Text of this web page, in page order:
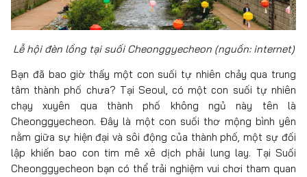
Lễ hội đèn lồng tại suối Cheonggyecheon (nguồn: internet)
Bạn đã bao giờ thấy một con suối tự nhiên chảy qua trung
tâm thành phố chưa? Tại Seoul, có một con suối tự nhiên
chạy xuyên qua thành phố không ngủ này tên là
Cheonggyecheon. Đây là một con suối thơ mộng bình yên
nằm giữa sự hiện đại và sôi động của thành phố, một sự đối
lập khiến bao con tim mê xê dịch phải lung lay. Tại Suối
Cheonggyecheon bạn có thể trải nghiệm vui chơi tham quan